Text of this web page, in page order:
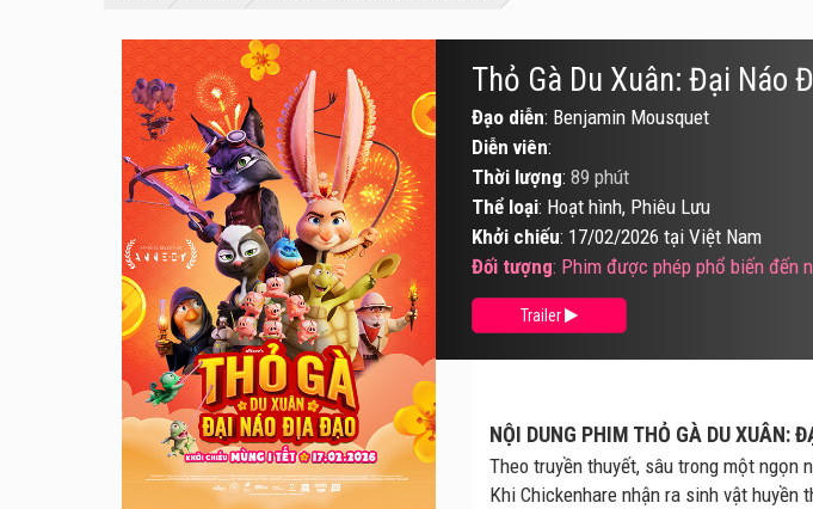
NỘI DUNG PHIM THỎ GÀ DU XUÂN:
Theo truyền thuyết, sâu trong một ngọn
Khi Chickenhare nhận ra sinh vật
Thỏ Gà Du Xuân: Đại Náo
Đạo diễn: Benjamin Mousquet
Diễn viên:
Thời lượng: 89 phút
Thể loại: Hoạt hình, Phiêu Lưu
Khởi chiếu: 17/02/2026 tại Việt Nam
Đối tượng: Phim được phép phổ biến đến
Trailer